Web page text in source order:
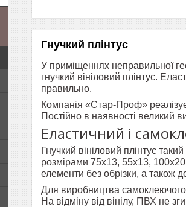
Гнучкий плінтус
У приміщеннях неправильної
гнучкий вініловий плінтус.
правильно.
Компанія «Стар-Проф»
Постійно в наявності великий
Еластичний і
Гнучкий вініловий плінтус
розмірами 75х13, 55х13, 100х
елементи без обрізки, а також
Для виробництва самоклеючого
На відміну від вінілу, ПВХ не